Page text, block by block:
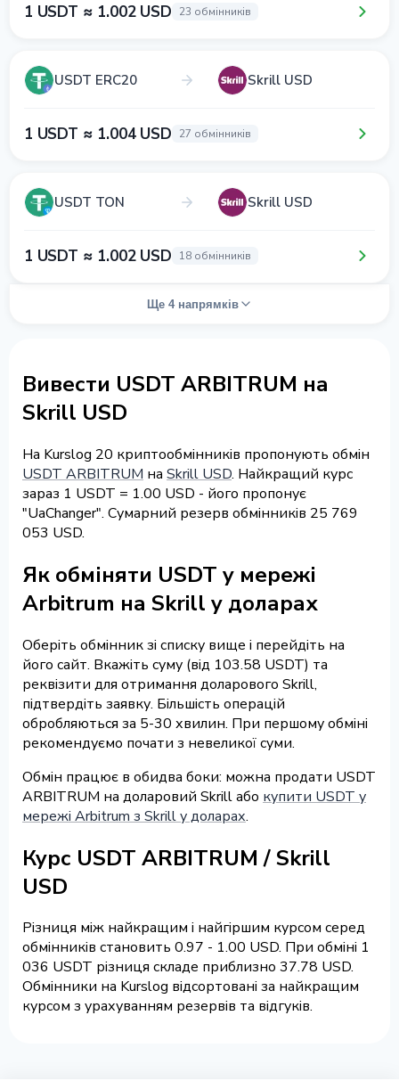
1 USDT ≈ 1.002 USD 23 обмінників
USDT ERC20 Skrill USD
1 USDT ≈ 1.004 USD 27 обмінників
USDT TON Skrill USD
1 USDT ≈ 1.002 USD 18 обмінників
Ще 4 напрямків
Вивести USDT ARBITRUM на
Skrill USD
На Kurslog 20 криптообмінників пропонують обмін
USDT ARBITRUM на Skrill USD. Найкращий курс
зараз 1 USDT = 1.00 USD - його пропонує
"UaChanger". Сумарний резерв обмінників 25 769
053 USD.
Як обміняти USDT у мережі
Arbitrum на Skrill у доларах
Оберіть обмінник зі списку вище і перейдіть на
його сайт. Вкажіть суму (від 103.58 USDT) та
реквізити для отримання доларового Skrill,
підтвердіть заявку. Більшість операцій
обробляються за 5-30 хвилин. При першому обміні
рекомендуємо почати з невеликої суми.
Обмін працює в обидва боки: можна продати USDT
ARBITRUM на доларовий Skrill або купити USDT у
мережі Arbitrum з Skrill у доларах.
Курс USDT ARBITRUM / Skrill
USD
Різниця між найкращим і найгіршим курсом серед
обмінників становить 0.97 - 1.00 USD. При обміні 1
036 USDT різниця складе приблизно 37.78 USD.
Обмінники на Kurslog відсортовані за найкращим
курсом з урахуванням резервів та відгуків.